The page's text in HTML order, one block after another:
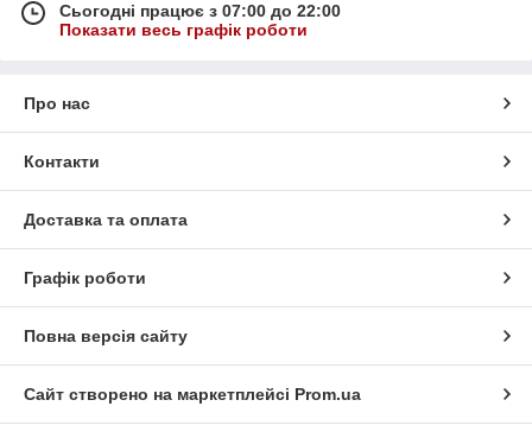
Сьогодні працює з 07:00 до 22:00
Показати весь графік роботи
Про нас
Контакти
Доставка та оплата
Графік роботи
Повна версія сайту
Сайт створено на маркетплейсі Prom.ua